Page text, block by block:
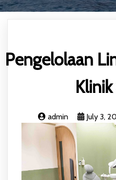
Pengelolaan
admin July 3,